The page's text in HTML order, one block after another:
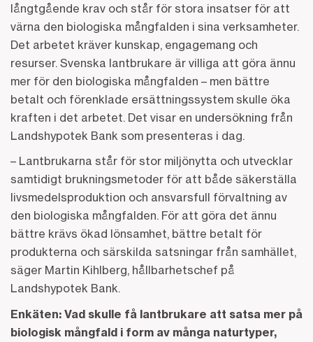
långtgående krav och står för stora insatser för att
värna den biologiska mångfalden i sina verksamheter.
Det arbetet kräver kunskap, engagemang och
resurser. Svenska lantbrukare är villiga att göra ännu
mer för den biologiska mångfalden – men bättre
betalt och förenklade ersättningssystem skulle öka
kraften i det arbetet. Det visar en undersökning från
Landshypotek Bank som presenteras i dag.
– Lantbrukarna står för stor miljönytta och utvecklar
samtidigt brukningsmetoder för att både säkerställa
livsmedelsproduktion och ansvarsfull förvaltning av
den biologiska mångfalden. För att göra det ännu
bättre krävs ökad lönsamhet, bättre betalt för
produkterna och särskilda satsningar från samhället,
säger Martin Kihlberg, hållbarhetschef på
Landshypotek Bank.
Enkäten: Vad skulle få lantbrukare att satsa mer på
biologisk mångfald i form av många naturtyper,